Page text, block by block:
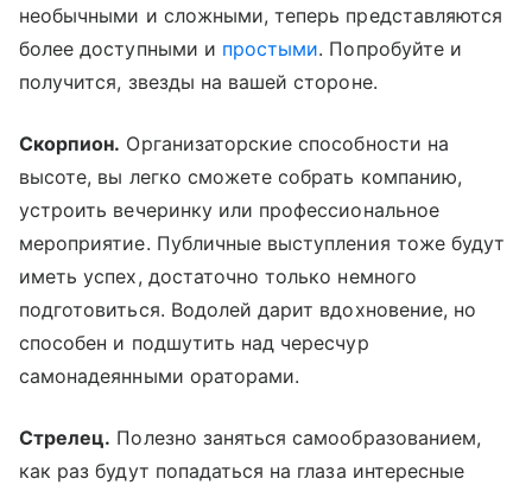
необычными и сложными, теперь представляются
более доступными и простыми. Попробуйте и
получится, звезды на вашей стороне.
Скорпион. Организаторские способности на
высоте, вы легко сможете собрать компанию,
устроить вечеринку или профессиональное
мероприятие. Публичные выступления тоже будут
иметь успех, достаточно только немного
подготовиться. Водолей дарит вдохновение, но
способен и подшутить над чересчур
самонадеянными ораторами.
Стрелец. Полезно заняться самообразованием,
как раз будут попадаться на глаза интересные